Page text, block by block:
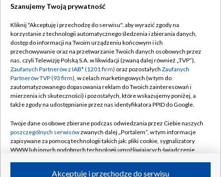
TVP
Abonament TVP
Emisja w TVP
Centrum informacji TVP
Naziemna Telewizja Cyfrowa
Rada Programowa
System NOS
Informacje o nadawcy
Regulamin TVP
Polityka prywatności
Moje zgody
Pomoc
Kontakt
Kanały
Szanujemy Twoją prywatność
Kliknij "Akceptuję i przechodzę do serwisu", aby wyrazić zgody na
korzystanie z technologii automatycznego śledzenia i zbierania danych,
dostęp do informacji na Twoim urządzeniu końcowym i ich
przechowywanie oraz na przetwarzanie Twoich danych osobowych przez
nas, czyli Telewizję Polską S.A. w likwidacji (zwaną dalej również „TVP”),
Zaufanych Partnerów z IAB* (1201 firm) oraz pozostałych Zaufanych
Partnerów TVP (93 firm), w celach marketingowych (w tym do
zautomatyzowanego dopasowania reklam do Twoich zainteresowań i
mierzenia ich skuteczności) i pozostałych, które wskazujemy poniżej, a
także zgody na udostępnianie przez nas identyfikatora PPID do Google.
Twoje dane osobowe zbierane podczas odwiedzania przez Ciebie naszych
poszczególnych serwisówzwanych dalej „Portalem”, w tym informacje
zapisywane za pomocą technologii takich jak: pliki cookie, sygnalizatory
WWW lub innych podobnych technologii umożliwiających świadczenie
Akceptuję i przechodzę do serwisu